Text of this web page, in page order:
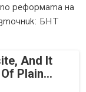
реформата на
БНТ
And It
Plain...